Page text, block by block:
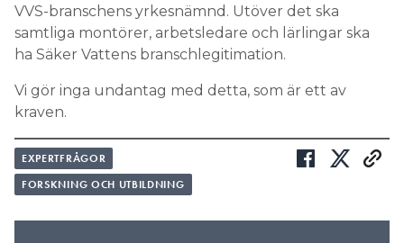
VVS-branschens yrkesnämnd. Utöver det ska
samtliga montörer, arbetsledare och lärlingar ska
ha Säker Vattens branschlegitimation.
Vi gör inga undantag med detta, som är ett av
kraven.
EXPERTFRÅGOR
FORSKNING OCH UTBILDNING